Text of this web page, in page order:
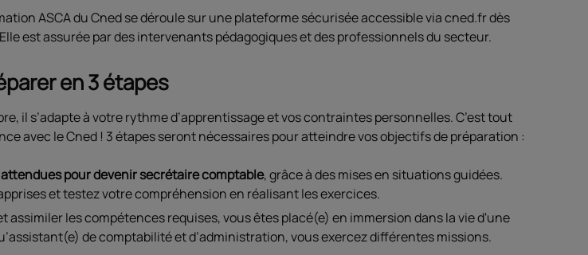
ASCA du Cned se déroule sur une plateforme sécurisée accessible via cned.fr dès
est assurée par des intervenants pédagogiques et des professionnels du secteur.
en 3 étapes
il s’adapte à votre rythme d’apprentissage et vos contraintes personnelles. C’est tout
avec le Cned ! 3 étapes seront nécessaires pour atteindre vos objectifs de préparation :
pour devenir secrétaire comptable, grâce à des mises en situations guidées.
et testez votre compréhension en réalisant les exercices.
assimiler les compétences requises, vous êtes placé(e) en immersion dans la vie d'une
de comptabilité et d’administration, vous exercez différentes missions.